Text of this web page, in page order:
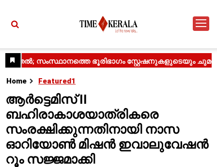
Home Featured1
ആർട്ടെമിസ് II
ബഹിരാകാശയാത്രികരെ
സംരക്ഷിക്കുന്നതിനായി നാസ
ഓറിയോൺ മിഷൻ ഇവാലുവേഷൻ
റൂം സജ്ജമാക്കി